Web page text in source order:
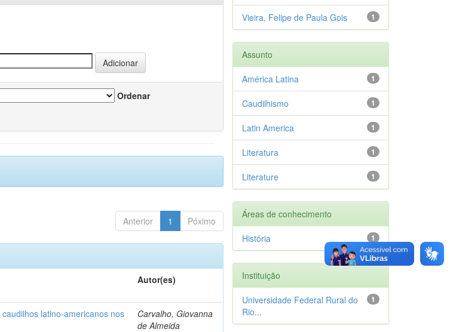
Ordenar
Anterior 1 Póximo
Autor(es)
latino-americanos nos
Carvalho, Giovanna
de Almeida
1
Vieira, Felipe de Paula Gois
Assunto
1
América Latina
1
Caudilhismo
1
Latin America
1
Literatura
1
Literature
Áreas de conhecimento
1
História
Instituição
1
Universidade Federal Rural do
Rio...